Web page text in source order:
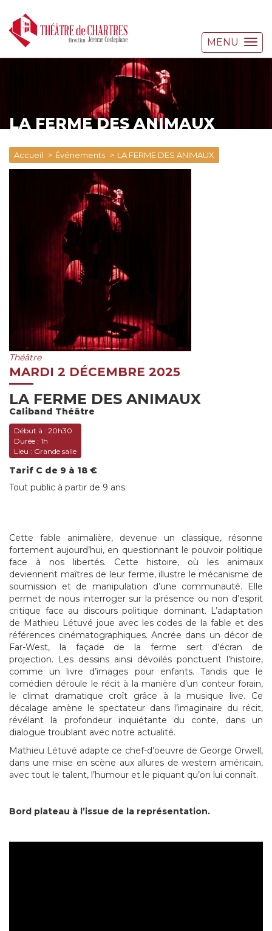
MENU
LA FERME DES ANIMAUX
Accueil Événements LA FERME DES ANIMAUX
Théâtre
MARDI 2 DÉCEMBRE 2025
LA FERME DES ANIMAUX
Caliband Théâtre
Début à : 20h30
Durée : 1h
Lieu : Grande salle
Tarif C de 9 à 18 €
Tout public à partir de 9 ans
Cette fable animalière, devenue un classique, résonne
fortement aujourd’hui, en questionnant le pouvoir politique
face à nos libertés. Cette histoire, où les animaux
deviennent maîtres de leur ferme, illustre le mécanisme de
soumission et de manipulation d’une communauté. Elle
permet de nous interroger sur la présence ou non d’esprit
critique face au discours politique dominant. L’adaptation
de Mathieu Létuvé joue avec les codes de la fable et des
références cinématographiques. Ancrée dans un décor de
Far-West, la façade de la ferme sert d’écran de
projection. Les dessins ainsi dévoilés ponctuent l’histoire,
comme un livre d’images pour enfants. Tandis que le
comédien déroule le récit à la manière d’un conteur forain,
le climat dramatique croît grâce à la musique live. Ce
décalage amène le spectateur dans l’imaginaire du récit,
révélant la profondeur inquiétante du conte, dans un
dialogue troublant avec notre actualité.
Mathieu Létuvé adapte ce chef-d’oeuvre de George Orwell,
dans une mise en scène aux allures de western américain,
avec tout le talent, l’humour et le piquant qu’on lui connaît.
Bord plateau à l’issue de la représentation.